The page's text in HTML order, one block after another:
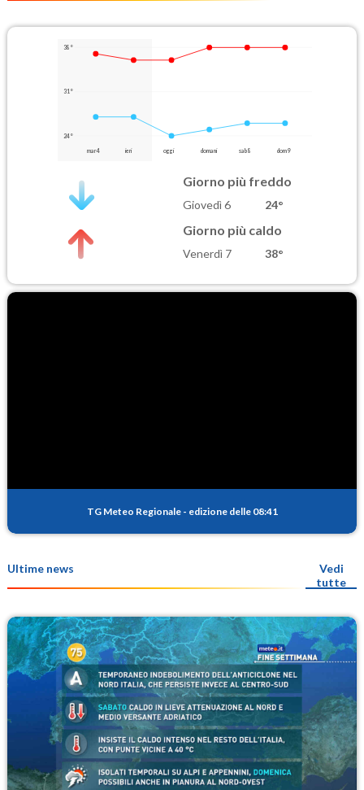
38°
31°
24°
mar 4 ieri oggi domani sab 8 dom 9
Giorno più freddo
Giovedì 6 24°
Giorno più caldo
Venerdì 7 38°
TG Meteo Regionale - edizione delle 08:41
Ultime news
Vedi
tutte